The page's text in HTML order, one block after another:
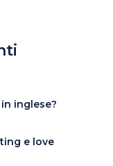
inglese?
e love